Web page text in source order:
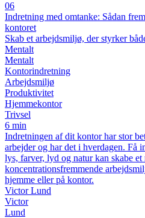
06
Indretning med omtanke: Sådan
kontoret
Skab et arbejdsmiljø, der styrker
Mentalt
Mentalt
Kontorindretning
Arbejdsmiljø
Produktivitet
Hjemmekontor
Trivsel
6 min
Indretningen af dit kontor har stor
arbejder og har det i hverdagen. Få
lys, farver, lyd og natur kan skabe
koncentrationsfremmende
hjemme eller på kontor.
Victor Lund
Victor
Lund